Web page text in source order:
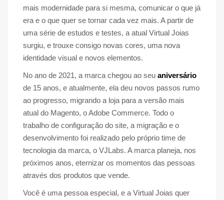
mais modernidade para si mesma, comunicar o que já
era e o que quer se tornar cada vez mais. A partir de
uma série de estudos e testes, a atual Virtual Joias
surgiu, e trouxe consigo novas cores, uma nova
identidade visual e novos elementos.
No ano de 2021, a marca chegou ao seu aniversário
de 15 anos, e atualmente, ela deu novos passos rumo
ao progresso, migrando a loja para a versão mais
atual do Magento, o Adobe Commerce. Todo o
trabalho de configuração do site, a migração e o
desenvolvimento foi realizado pelo próprio time de
tecnologia da marca, o VJLabs. A marca planeja, nos
próximos anos, eternizar os momentos das pessoas
através dos produtos que vende.
Você é uma pessoa especial, e a Virtual Joias quer